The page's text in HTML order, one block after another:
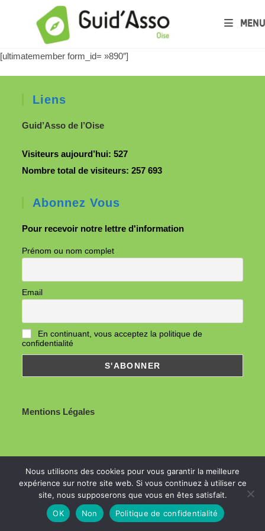
MENU
[ultimatemember form_id= »890″]
Liens
Guid’Asso de l’Oise
Visiteurs aujourd’hui:527
Nombre total de visiteurs:257 693
Abonnez Vous
Pour recevoir notre lettre d'information
Prénom ou nom complet
Email
En continuant, vous acceptez la politique de
confidentialité
Mentions Légales
© Copyright 2026- Guid'Asso 60
Nous utilisons des cookies pour vous garantir la meilleure
expérience sur notre site web. Si vous continuez à utiliser ce
site, nous supposerons que vous en êtes satisfait.
OK
Non Politique de confidentialité